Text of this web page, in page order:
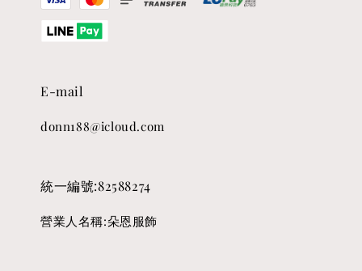
E-mail
donn188@icloud.com
統一編號:82588274
營業人名稱:朵恩服飾